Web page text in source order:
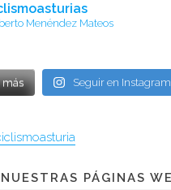
Menéndez Mateos
más Seguir en Instagram
PÁGINAS